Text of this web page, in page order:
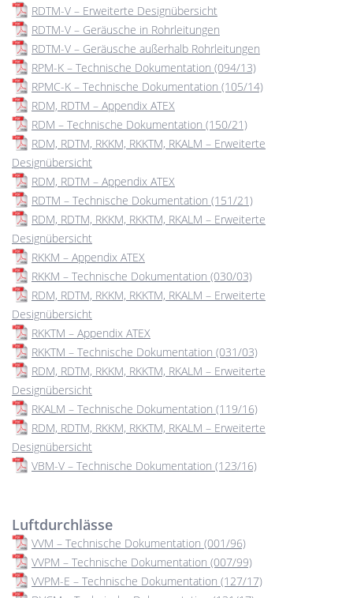
RDTM-V – Erweiterte Designübersicht
RDTM-V – Geräusche in Rohrleitungen
RDTM-V – Geräusche außerhalb Rohrleitungen
RPM-K – Technische Dokumentation (094/13)
RPMC-K – Technische Dokumentation (105/14)
RDM, RDTM – Appendix ATEX
RDM – Technische Dokumentation (150/21)
RDM, RDTM, RKKM, RKKTM, RKALM – Erweiterte
Designübersicht
RDM, RDTM – Appendix ATEX
RDTM – Technische Dokumentation (151/21)
RDM, RDTM, RKKM, RKKTM, RKALM – Erweiterte
Designübersicht
RKKM – Appendix ATEX
RKKM – Technische Dokumentation (030/03)
RDM, RDTM, RKKM, RKKTM, RKALM – Erweiterte
Designübersicht
RKKTM – Appendix ATEX
RKKTM – Technische Dokumentation (031/03)
RDM, RDTM, RKKM, RKKTM, RKALM – Erweiterte
Designübersicht
RKALM – Technische Dokumentation (119/16)
RDM, RDTM, RKKM, RKKTM, RKALM – Erweiterte
Designübersicht
VBM-V – Technische Dokumentation (123/16)
Luftdurchlässe
VVM – Technische Dokumentation (001/96)
VVPM – Technische Dokumentation (007/99)
VVPM-E – Technische Dokumentation (127/17)